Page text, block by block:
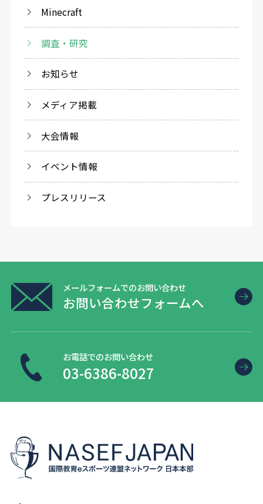
Minecraft
調査・研究
お知らせ
メディア掲載
大会情報
イベント情報
プレスリリース
メールフォームでのお問い合わせ
お問い合わせフォームへ
お電話でのお問い合わせ
03-6386-8027